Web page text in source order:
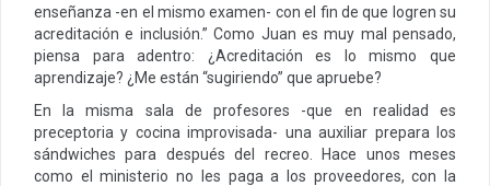
enseñanza -en el mismo examen- con el fin de que logren su
acreditación e inclusión.” Como Juan es muy mal pensado,
piensa para adentro: ¿Acreditación es lo mismo que
aprendizaje? ¿Me están “sugiriendo” que apruebe?
En la misma sala de profesores -que en realidad es
preceptoria y cocina improvisada- una auxiliar prepara los
sándwiches para después del recreo. Hace unos meses
como el ministerio no les paga a los proveedores, con la